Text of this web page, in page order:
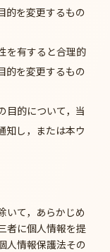
的を変更するもの
を有すると合理的
的を変更するもの
目的について，当
知し，または本ウ
いて，あらかじめ
者に個人情報を提
人情報保護法その